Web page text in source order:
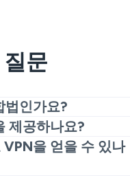
문
법인가요?
위해 합법적입니다.
지되어 있습니다.
제공하나요?
험할 수 있는 Chrome
많은 속도와 서버 옵
을 얻을 수 있나